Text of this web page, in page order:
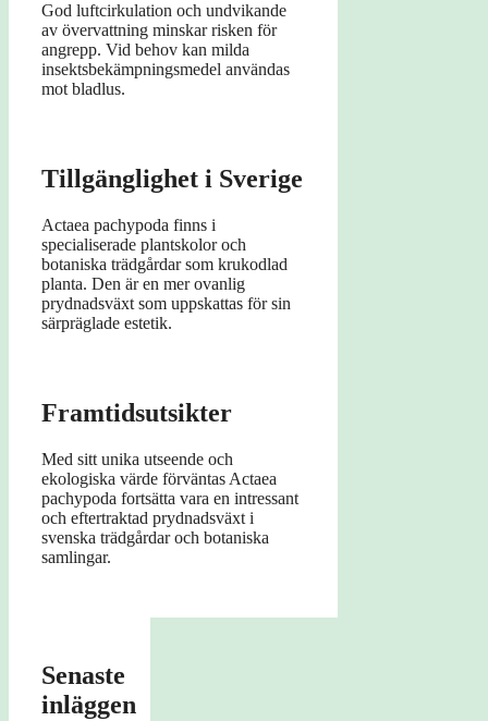
God luftcirkulation och undvikande
av övervattning minskar risken för
angrepp. Vid behov kan milda
insektsbekämpningsmedel användas
mot bladlus.
Tillgänglighet i Sverige
Actaea pachypoda finns i
specialiserade plantskolor och
botaniska trädgårdar som krukodlad
planta. Den är en mer ovanlig
prydnadsväxt som uppskattas för sin
särpräglade estetik.
Framtidsutsikter
Med sitt unika utseende och
ekologiska värde förväntas Actaea
pachypoda fortsätta vara en intressant
och eftertraktad prydnadsväxt i
svenska trädgårdar och botaniska
samlingar.
Senaste
inläggen